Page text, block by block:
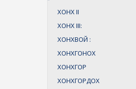
ХОНХII
ХОНХIII:
ХОНХВОЙ :
ХОНХГОНОХ
ХОНХГОР
ХОНХГОРДОХ